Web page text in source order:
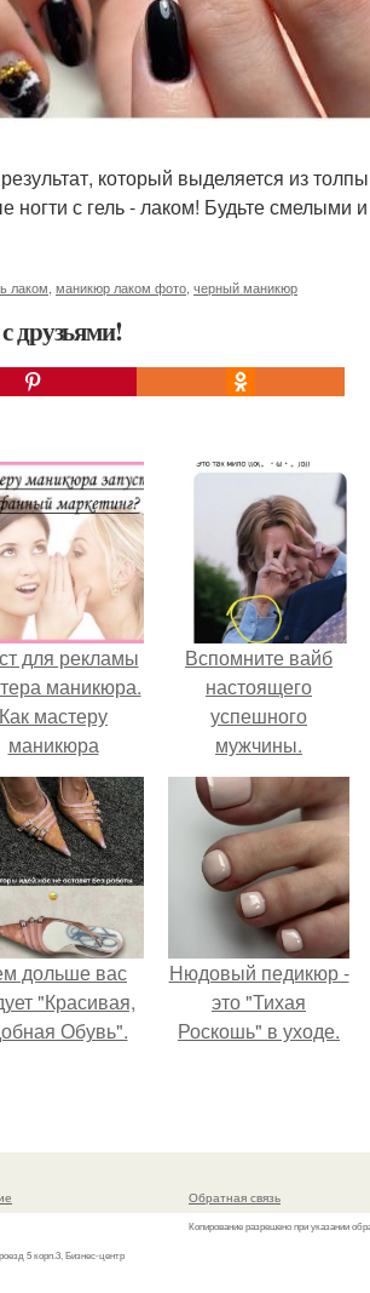
который выделяется из
ногти с гель - лаком! Будьте смелыми
лаком маникюр лаком фото черный маникюр
друзьями!
для рекламы
маникюра.
Как мастеру
маникюра
запустить
маркетинг?
Вспомните вайб
настоящего
успешного
мужчины.
дольше вас
"Красивая,
Обувь".
Нюдовый педикюр -
это "Тихая
Роскошь" в уходе.
5 корп.3, Бизнес-центр
Обратная связь
Копирование разрешено при указании